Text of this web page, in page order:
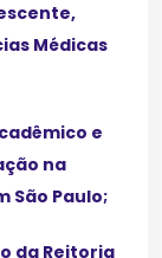
Médicas
e
na
São Paulo;
da Reitoria